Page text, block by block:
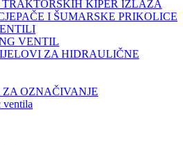
TRAKTORSKIH KIPER IZLAZA
I ŠUMARSKE PRIKOLICE
VENTIL
ZA HIDRAULIČNE
OZNAČIVANJE
ventila